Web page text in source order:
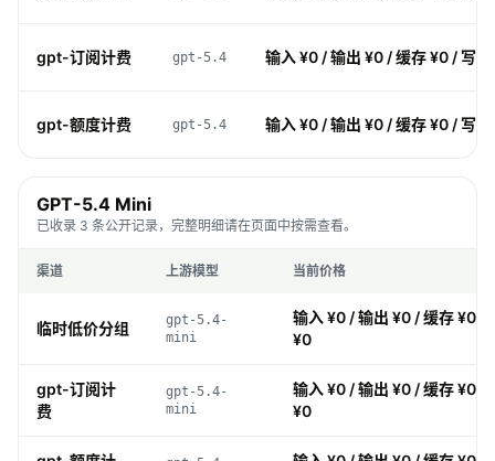
gpt-订阅计费 gpt-5.4 输入 ¥0 / 输出 ¥0 / 缓存 ¥0 / 写
gpt-额度计费 gpt-5.4 输入 ¥0 / 输出 ¥0 / 缓存 ¥0 / 写
GPT-5.4 Mini
已收录 3 条公开记录，完整明细请在页面中按需查看。
渠道 上游模型 当前价格
临时低价分组
gpt-5.4-
mini
输入 ¥0 / 输出 ¥0 / 缓存 ¥0 /
¥0
gpt-订阅计
费
gpt-5.4-
mini
输入 ¥0 / 输出 ¥0 / 缓存 ¥0 /
¥0